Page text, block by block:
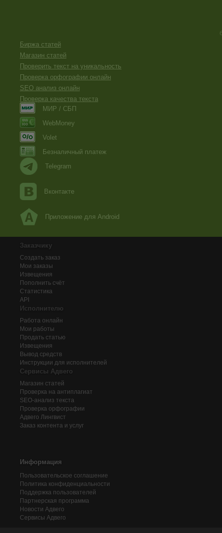
Биржа статей
Магазин статей
Проверить текст на уникальность
Проверка орфографии онлайн
SEO анализ онлайн
Проверка качества текста
МИР / СБП
WebMoney
Volet
Безналичный платеж
Telegram
Вконтакте
Приложение для Android
Заказчику
Создать заказ
Мои заказы
Извещения
Пополнить счёт
Статистика
API
Исполнителю
Работа онлайн
Мои работы
Продать статью
Извещения
Вывод средств
Инструкции для исполнителей
Сервисы Адвего
Магазин статей
Проверка на антиплагиат
SEO-анализ текста
Проверка орфографии
Адвего Лингвист
Заказ контента и услуг
Информация
Пользовательское соглашение
Политика конфиденциальности
Поддержка пользователей
Партнерская программа
Новости Адвего
Сервисы Адвего